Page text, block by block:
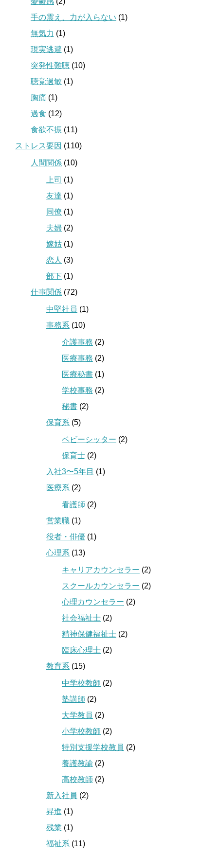
手の震え、力が入らない (1)
無気力 (1)
現実逃避 (1)
突発性難聴 (10)
聴覚過敏 (1)
胸痛 (1)
過食 (12)
食欲不振 (11)
ストレス要因 (110)
人間関係 (10)
上司 (1)
友達 (1)
同僚 (1)
夫婦 (2)
嫁姑 (1)
恋人 (3)
部下 (1)
仕事関係 (72)
中堅社員 (1)
事務系 (10)
介護事務 (2)
医療事務 (2)
医療秘書 (1)
学校事務 (2)
秘書 (2)
保育系 (5)
ベビーシッター (2)
保育士 (2)
入社3〜5年目 (1)
医療系 (2)
看護師 (2)
営業職 (1)
役者・俳優 (1)
心理系 (13)
キャリアカウンセラー (2)
スクールカウンセラー (2)
心理カウンセラー (2)
社会福祉士 (2)
精神保健福祉士 (2)
臨床心理士 (2)
教育系 (15)
中学校教師 (2)
塾講師 (2)
大学教員 (2)
小学校教師 (2)
特別支援学校教員 (2)
養護教諭 (2)
高校教師 (2)
新入社員 (2)
昇進 (1)
残業 (1)
福祉系 (11)